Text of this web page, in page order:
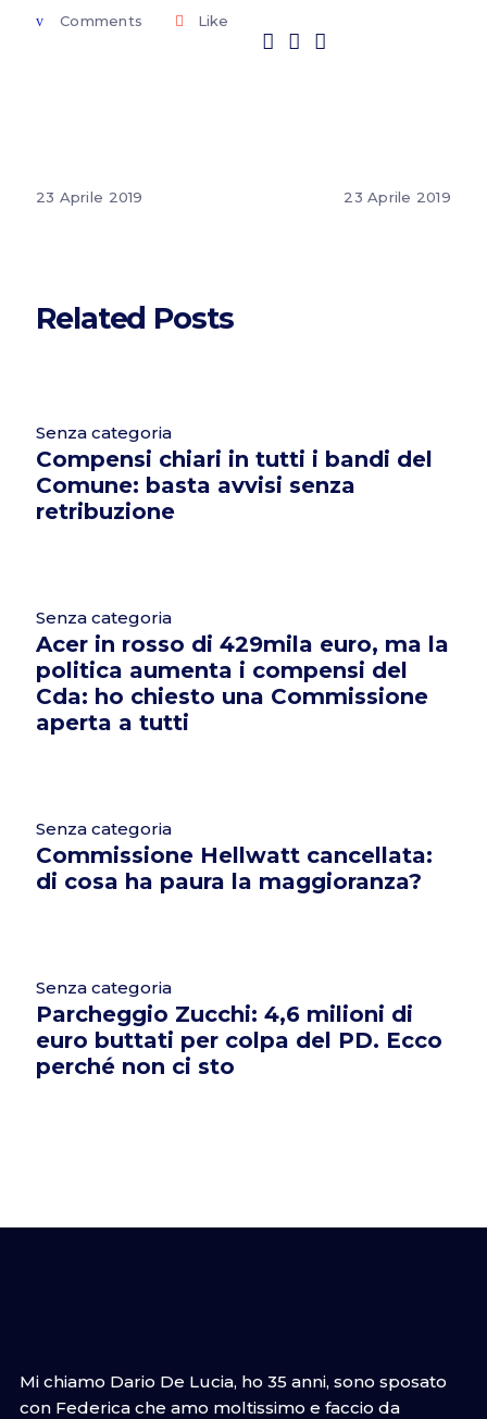
Comments Like
23 Aprile 2019 23 Aprile 2019
Related Posts
Senza categoria
Compensi chiari in tutti i bandi del
Comune: basta avvisi senza
retribuzione
Senza categoria
Acer in rosso di 429mila euro, ma la
politica aumenta i compensi del
Cda: ho chiesto una Commissione
aperta a tutti
Senza categoria
Commissione Hellwatt cancellata:
di cosa ha paura la maggioranza?
Senza categoria
Parcheggio Zucchi: 4,6 milioni di
euro buttati per colpa del PD. Ecco
perché non ci sto
Mi chiamo Dario De Lucia, ho 35 anni, sono sposato
con Federica che amo moltissimo e faccio da